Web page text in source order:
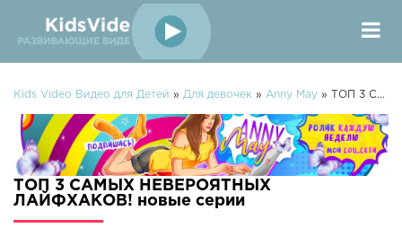
Kids Video Видео для Детей » Для девочек » Anny May » ТОП 3 САМЫХ НЕВЕРОЯТНЫХ ЛАЙФХАКОВ!
ТОП 3 САМЫХ НЕВЕРОЯТНЫХ
ЛАЙФХАКОВ! новые серии